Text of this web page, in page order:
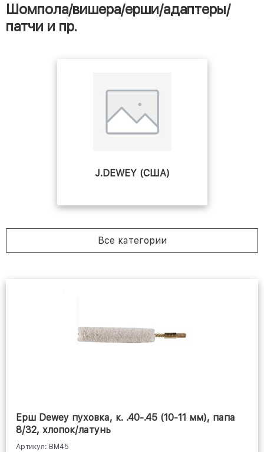
Шомпола/вишера/ерши/адаптеры/
патчи и пр.
J.DEWEY (США)
ЧИСТОGUN
Все категории
Ерш Dewey пуховка, к. .40-.45 (10-11 мм), папа
8/32, хлопок/латунь
Артикул: BM45